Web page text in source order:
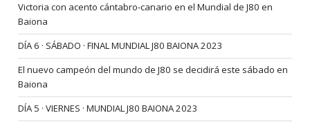
Victoria con acento cántabro-canario en el Mundial de J80 en
Baiona
DÍA 6 · SÁBADO · FINAL MUNDIAL J80 BAIONA 2023
El nuevo campeón del mundo de J80 se decidirá este sábado en
Baiona
DÍA 5 · VIERNES · MUNDIAL J80 BAIONA 2023